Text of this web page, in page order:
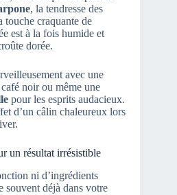
, la tendresse des
touche craquante de
est à la fois humide et
dorée.
avec une
noir ou même une
pour les esprits audacieux.
d’un câlin chaleureux lors
un résultat irrésistible
ni d’ingrédients
souvent déjà dans votre